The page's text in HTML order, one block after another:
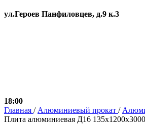
ул.Героев Панфиловцев, д.9 к.3
18:00
Главная / Алюминиевый прокат /
Плита алюминиевая Д16 135х1200х3000